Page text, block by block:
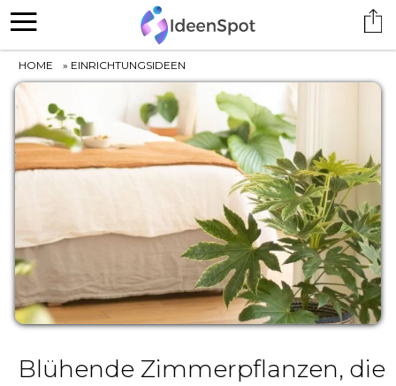
HOME » EINRICHTUNGSIDEEN
Blühende Zimmerpflanzen, die